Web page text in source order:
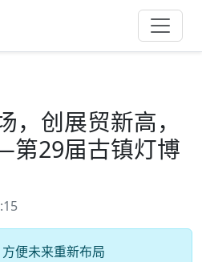
，创展贸新高，
29届古镇灯博
便未来重新布局